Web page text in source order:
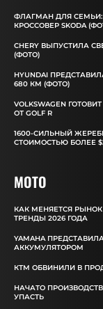
ФЛАГМАН ДЛЯ
КРОССОВЕР SKODA
CHERY ВЫПУСТИЛА
(ФОТО)
HYUNDAI
680 КМ (ФОТО)
VOLKSWAGEN
ОТ GOLF R
1600-СИЛЬНЫЙ
СТОИМОСТЬЮ БОЛЕЕ
MOTO
КАК МЕНЯЕТСЯ
ТРЕНДЫ 2026 ГОДА
YAMAHA
АККУМУЛЯТОРОМ
КТМ ОБВИНИЛИ В
НАЧАТО
УПАСТЬ